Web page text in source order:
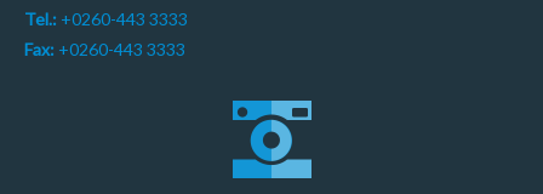
Tel.: +0260-443 3333
Fax: +0260-443 3333